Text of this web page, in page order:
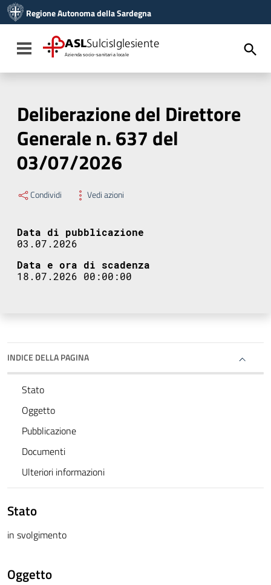
Vai al menu di navigazione
Vai al footer
Regione Autonoma della Sardegna
Toggle navigation
ASLSulcisIglesiente
Azienda socio-sanitaria locale
Deliberazione del Direttore
Generale n. 637 del
03/07/2026
Condividi Vedi azioni
Data di pubblicazione
03.07.2026
Data e ora di scadenza
18.07.2026 00:00:00
INDICE DELLA PAGINA
Stato
Oggetto
Pubblicazione
Documenti
Ulteriori informazioni
Stato
in svolgimento
Oggetto